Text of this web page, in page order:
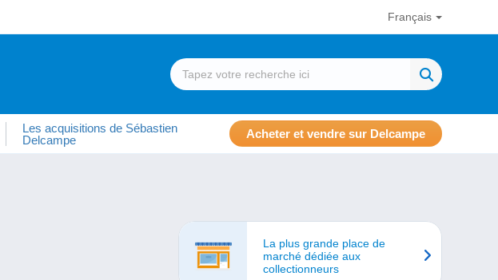
Français
Les acquisitions de Sébastien
Delcampe
Acheter et vendre sur Delcampe
La plus grande place de
marché dédiée aux
collectionneurs